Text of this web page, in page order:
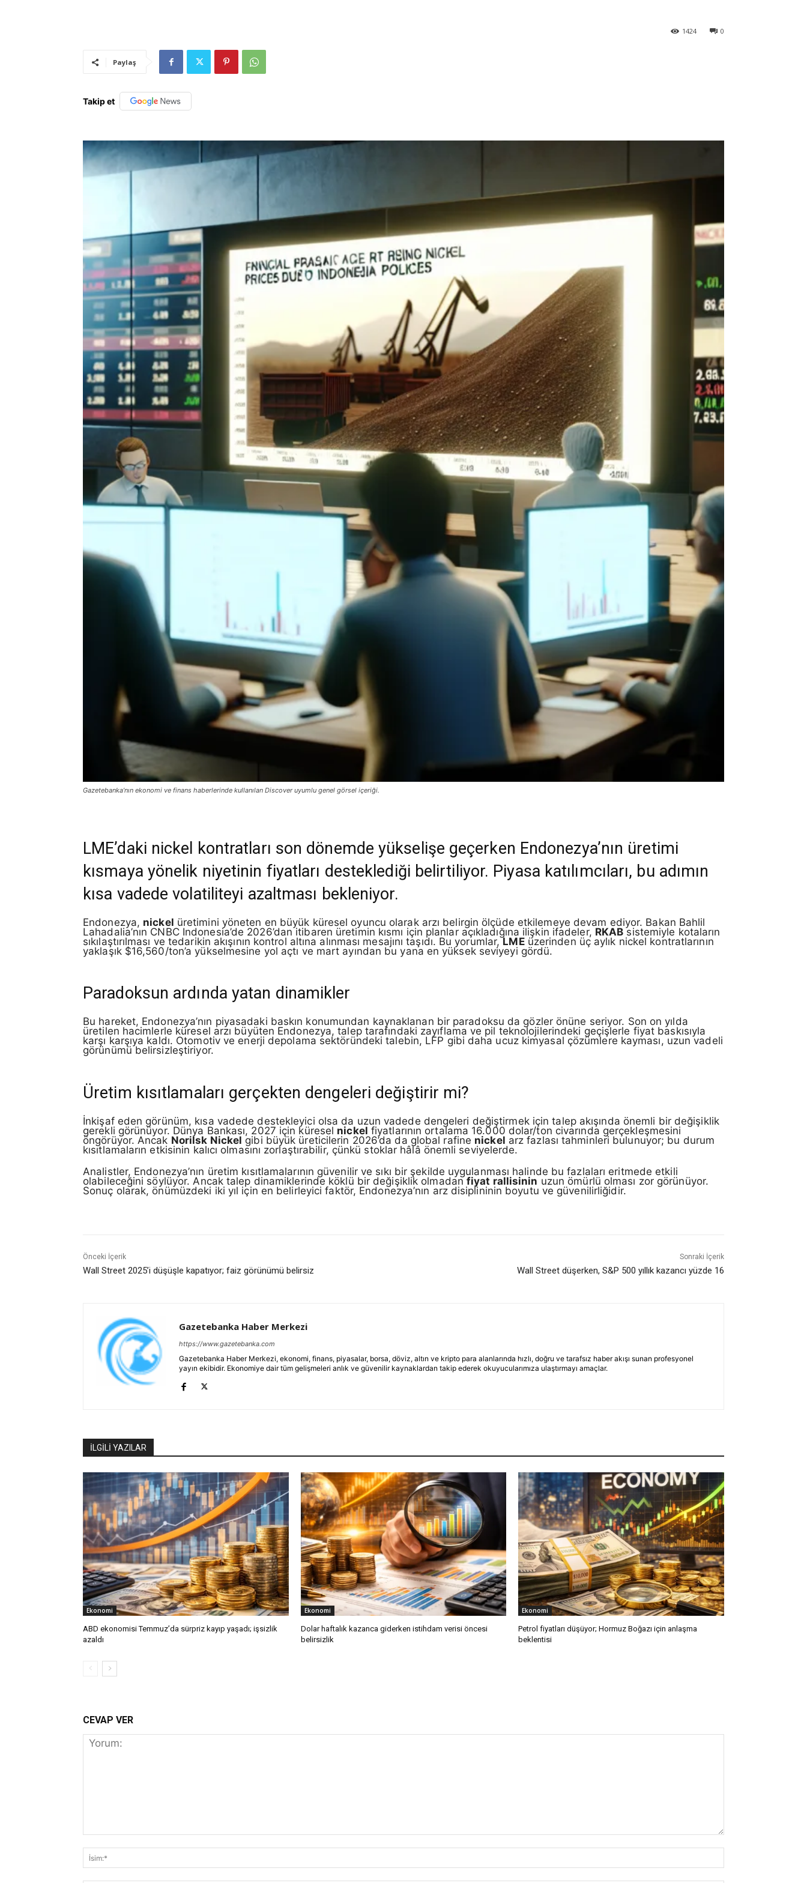
0
1424
Paylaş
Takip et
Gazetebanka’nın ekonomi ve finans haberlerinde kullanılan Discover uyumlu genel görsel içeriği.
LME’daki nickel kontratları son dönemde yükselişe geçerken Endonezya’nın üretimi
kısmaya yönelik niyetinin fiyatları desteklediği belirtiliyor. Piyasa katılımcıları, bu adımın
kısa vadede volatiliteyi azaltması bekleniyor.
Endonezya, nickel üretimini yöneten en büyük küresel oyuncu olarak arzı belirgin ölçüde etkilemeye devam ediyor. Bakan Bahlil
Lahadalia’nın CNBC Indonesia’de 2026’dan itibaren üretimin kısmı için planlar açıkladığına ilişkin ifadeler, RKAB sistemiyle kotaların
sıkılaştırılması ve tedarikin akışının kontrol altına alınması mesajını taşıdı. Bu yorumlar,LMEüzerinden üç aylık nickel kontratlarının
yaklaşık $16,560/ton’a yükselmesine yol açtı ve mart ayından bu yana en yüksek seviyeyi gördü.
Paradoksun ardında yatan dinamikler
Bu hareket, Endonezya’nın piyasadaki baskın konumundan kaynaklanan bir paradoksu da gözler önüne seriyor. Son on yılda
üretilen hacimlerle küresel arzı büyüten Endonezya, talep tarafındaki zayıflama ve pil teknolojilerindeki geçişlerle fiyat baskısıyla
karşı karşıya kaldı. Otomotiv ve enerji depolama sektöründeki talebin, LFP gibi daha ucuz kimyasal çözümlere kayması, uzun vadeli
görünümü belirsizleştiriyor.
Üretim kısıtlamaları gerçekten dengeleri değiştirir mi?
İnkişaf eden görünüm, kısa vadede destekleyici olsa da uzun vadede dengeleri değiştirmek için talep akışında önemli bir değişiklik
gerekli görünüyor. Dünya Bankası, 2027 için küresel nickel fiyatlarının ortalama 16.000 dolar/ton civarında gerçekleşmesini
öngörüyor. Ancak Norilsk Nickel gibi büyük üreticilerin 2026’da da global rafine nickel arz fazlası tahminleri bulunuyor; bu durum
kısıtlamaların etkisinin kalıcı olmasını zorlaştırabilir, çünkü stoklar hâlâ önemli seviyelerde.
Analistler, Endonezya’nın üretim kısıtlamalarının güvenilir ve sıkı bir şekilde uygulanması halinde bu fazlaları eritmede etkili
olabileceğini söylüyor. Ancak talep dinamiklerinde köklü bir değişiklik olmadan fiyat rallisinin uzun ömürlü olması zor görünüyor.
Sonuç olarak, önümüzdeki iki yıl için en belirleyici faktör, Endonezya’nın arz disiplininin boyutu ve güvenilirliğidir.
Önceki İçerik
Wall Street 2025’i düşüşle kapatıyor; faiz görünümü belirsiz
Sonraki İçerik
Wall Street düşerken, S&P 500 yıllık kazancı yüzde 16
Gazetebanka Haber Merkezi
https://www.gazetebanka.com
Gazetebanka Haber Merkezi, ekonomi, finans, piyasalar, borsa, döviz, altın ve kripto para alanlarında hızlı, doğru ve tarafsız haber akışı sunan profesyonel
yayın ekibidir. Ekonomiye dair tüm gelişmeleri anlık ve güvenilir kaynaklardan takip ederek okuyucularımıza ulaştırmayı amaçlar.
İLGİLİ YAZILAR
Ekonomi
ABD ekonomisi Temmuz’da sürpriz kayıp yaşadı; işsizlik
azaldı
Ekonomi
Dolar haftalık kazanca giderken istihdam verisi öncesi
belirsizlik
Ekonomi
Petrol fiyatları düşüyor; Hormuz Boğazı için anlaşma
beklentisi
CEVAP VER